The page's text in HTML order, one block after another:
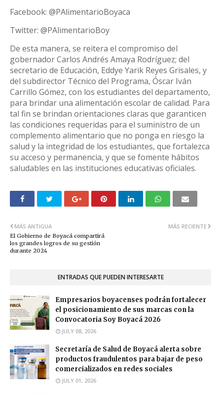
Facebook: @PAlimentarioBoyaca
Twitter: @PAlimentarioBoy
De esta manera, se reitera el compromiso del
gobernador Carlos Andrés Amaya Rodríguez; del
secretario de Educación, Eddye Yarik Reyes Grisales, y
del subdirector Técnico del Programa, Óscar Iván
Carrillo Gómez, con los estudiantes del departamento,
para brindar una alimentación escolar de calidad. Para
tal fin se brindan orientaciones claras que garanticen
las condiciones requeridas para el suministro de un
complemento alimentario que no ponga en riesgo la
salud y la integridad de los estudiantes, que fortalezca
su acceso y permanencia, y que se fomente hábitos
saludables en las instituciones educativas oficiales.
MÁS RECIENTE
MÁS ANTIGUA
El Gobierno de Boyacá compartirá
los grandes logros de su gestión
durante 2024
ENTRADAS QUE PUEDEN INTERESARTE
Empresarios boyacenses podrán fortalecer
el posicionamiento de sus marcas con la
Convocatoria Soy Boyacá 2026
JULY 08, 2026
Secretaría de Salud de Boyacá alerta sobre
productos fraudulentos para bajar de peso
comercializados en redes sociales
JULY 01, 2026